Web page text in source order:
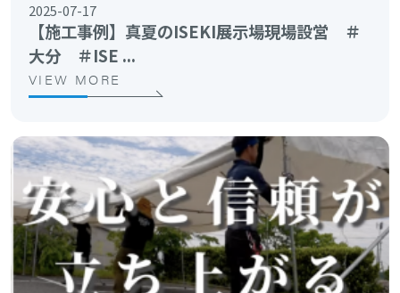
2025-07-17
【施工事例】真夏のISEKI展示場現場設営 ＃
大分 ＃ISE ...
VIEW MORE